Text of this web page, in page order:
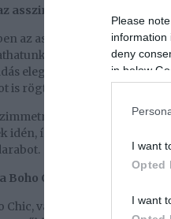
Please
information
deny
in below
I want
Opted
I want
asszimmetria!
az asszimmetrikus
majd különféle
elegáns, modern és
is rögtön fel tud dobni
nyak- és
idén, így, ha kipróbálnánk
Boho Chic és a velúr
Chic, vagyis a játékos, laza,